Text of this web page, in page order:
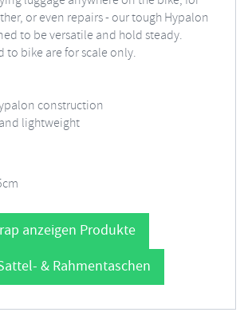
or even repairs - our tough Hypalon
to be versatile and hold steady.
to bike are for scale only.
construction
lightweight
anzeigen Produkte
& Rahmentaschen